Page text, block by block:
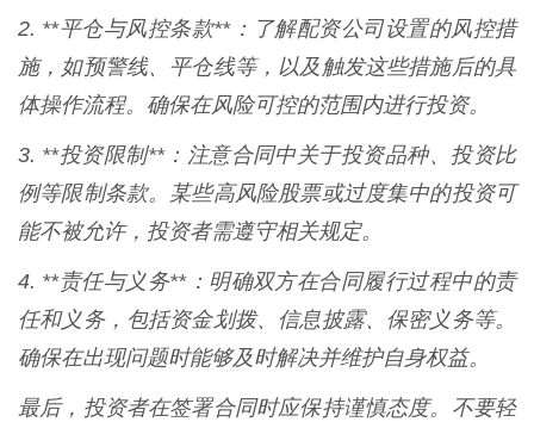
2. **平仓与风控条款**：了解配资公司设置的风控措
施，如预警线、平仓线等，以及触发这些措施后的具
体操作流程。确保在风险可控的范围内进行投资。
3. **投资限制**：注意合同中关于投资品种、投资比
例等限制条款。某些高风险股票或过度集中的投资可
能不被允许，投资者需遵守相关规定。
4. **责任与义务**：明确双方在合同履行过程中的责
任和义务，包括资金划拨、信息披露、保密义务等。
确保在出现问题时能够及时解决并维护自身权益。
最后，投资者在签署合同时应保持谨慎态度。不要轻